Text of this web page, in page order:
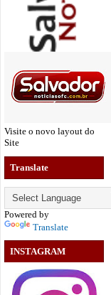
Visite o novo layout do
Site
Translate
Powered by
Translate
INSTAGRAM